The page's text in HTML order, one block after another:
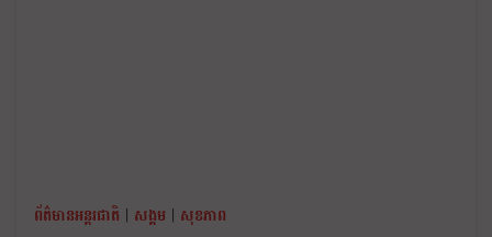
ព័ត៌មានអន្តរជាតិ | សង្គម | សុខភាព